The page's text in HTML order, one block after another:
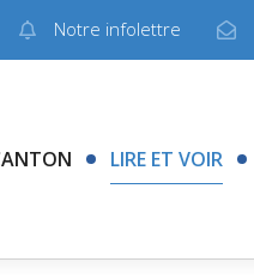
Notre infolettre
LIRE ET VOIR